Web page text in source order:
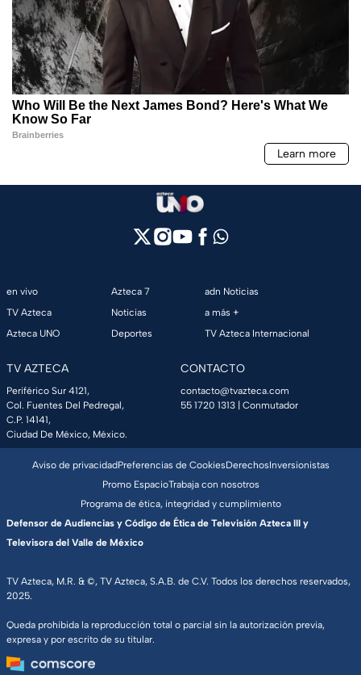
en vivo
TV Azteca
Azteca UNO
Azteca 7
Noticias
Deportes
adn Noticias
a más +
TV Azteca Internacional
TV AZTECA
Periférico Sur 4121,
Col. Fuentes Del Pedregal,
C.P. 14141,
Ciudad De México, México.
CONTACTO
contacto@tvazteca.com
55 1720 1313 | Conmutador
TV Azteca, M.R. & ©, TV Azteca, S.A.B. de C.V. Todos los derechos reservados,
2025.
Queda prohibida la reproducción total o parcial sin la autorización previa,
expresa y por escrito de su titular.
Aviso de privacidadPreferencias de CookiesDerechosInversionistas
Promo EspacioTrabaja con nosotros
Programa de ética, integridad y cumplimiento
Defensor de Audiencias y Código de Ética de Televisión Azteca III y
Televisora del Valle de México